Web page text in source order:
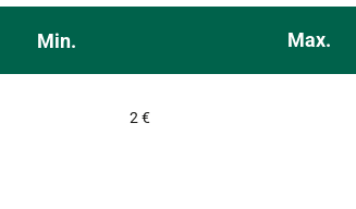
Min. Max.
2 €